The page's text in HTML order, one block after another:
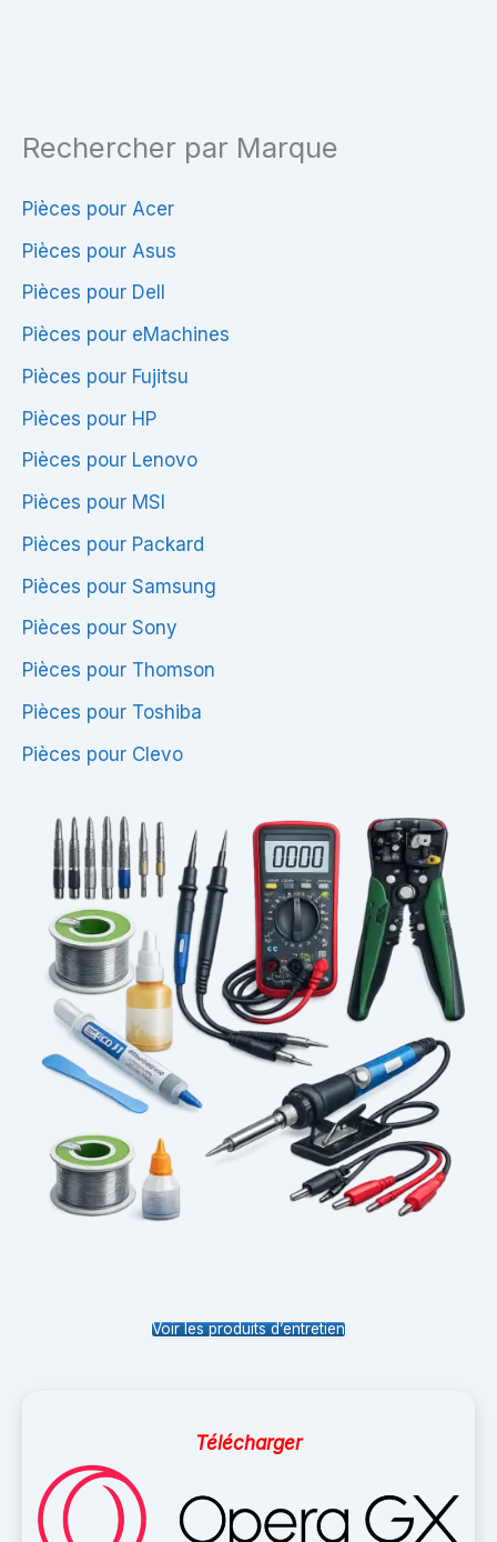
Rechercher par Marque
Pièces pour Acer
Pièces pour Asus
Pièces pour Dell
Pièces pour eMachines
Pièces pour Fujitsu
Pièces pour HP
Pièces pour Lenovo
Pièces pour MSI
Pièces pour Packard
Pièces pour Samsung
Pièces pour Sony
Pièces pour Thomson
Pièces pour Toshiba
Pièces pour Clevo
Voir les produits d’entretien
Télécharger